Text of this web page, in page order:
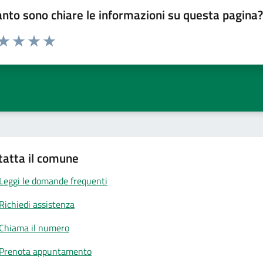
sono chiare le informazioni su questa pagina?
da 1 a 5 stelle la pagina
il comune
Leggi le domande frequenti
Richiedi assistenza
Chiama il numero
Prenota appuntamento